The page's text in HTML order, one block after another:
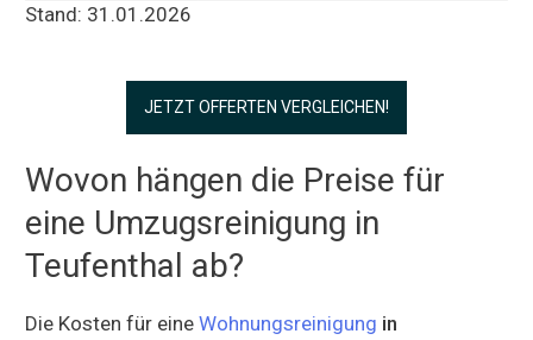
Stand: 31.01.2026
JETZT OFFERTEN VERGLEICHEN!
Wovon hängen die Preise für
eine Umzugsreinigung in
Teufenthal ab?
Die Kosten für eine Wohnungsreinigung in